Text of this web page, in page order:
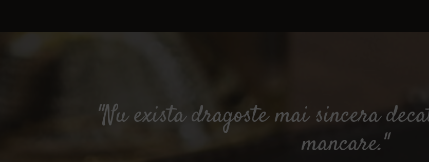
"Nu exista dragoste mai sincera
mancare."